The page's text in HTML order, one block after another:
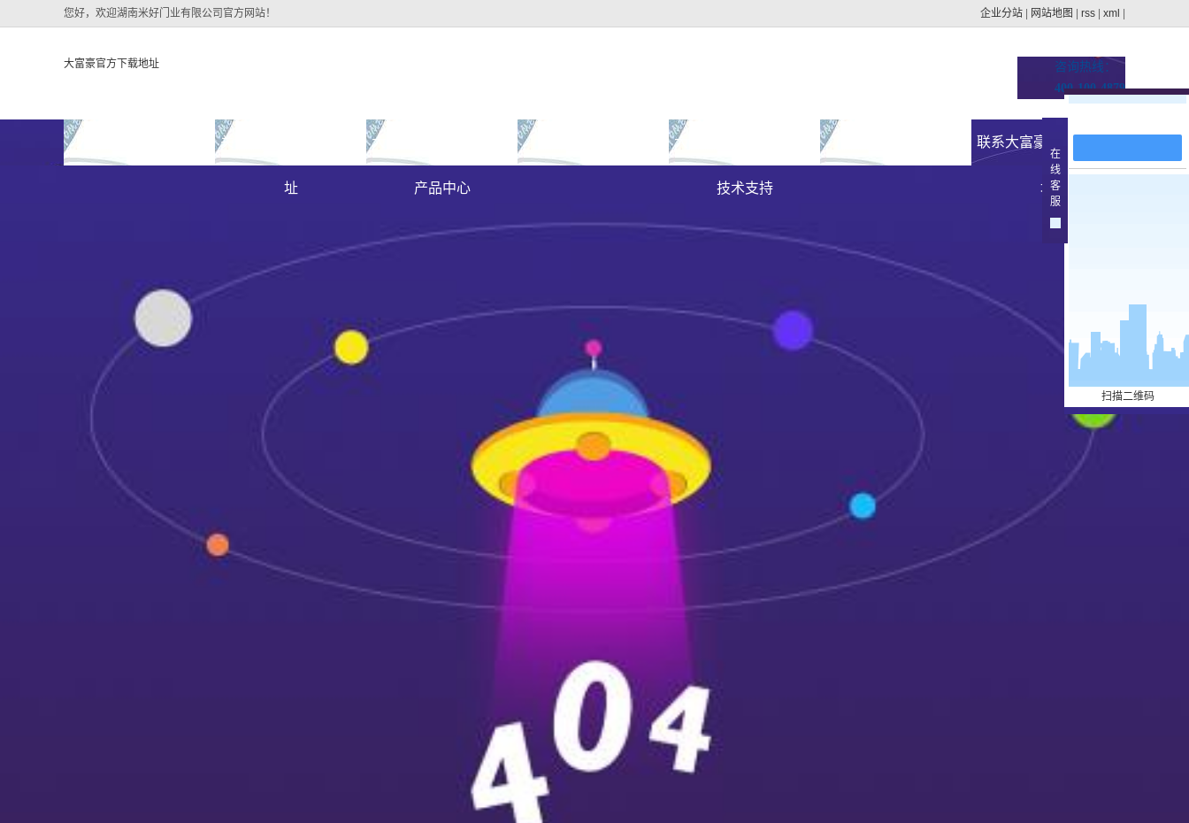
您好，欢迎湖南米好门业有限公司官方网站！ 企业分站 网站地图 rss xml
大富豪官方下载地址
咨询热线：
400-100-4879
关于大富豪官方下载地
址
大富豪官方下载地址的
大富豪官方下载地址的
产品中心
原木门
实木复合门
大富豪官方下载地址的
技术支持
联系大富豪官方下载地
址
在
线
客
服
扫描二维码